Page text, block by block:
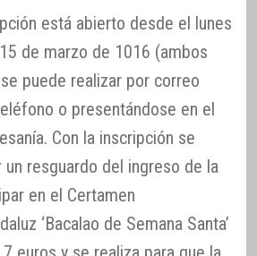
está abierto desde el lunes
de marzo de 1016 (ambos
puede realizar por correo
o presentándose en el
Con la inscripción se
resguardo del ingreso de la
en el Certamen
‘Bacalao de Semana Santa’